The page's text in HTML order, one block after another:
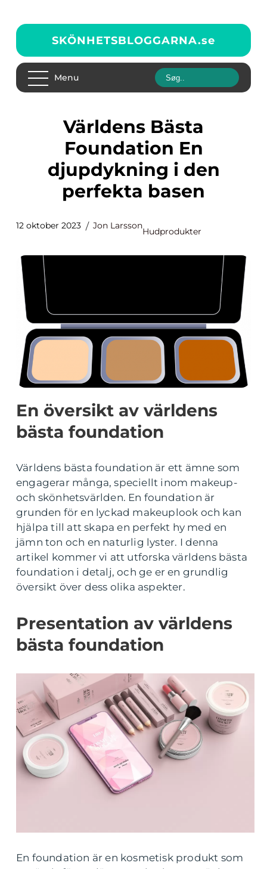
SKÖNHETSBLOGGARNA.se
Menu
Världens Bästa
Foundation En
djupdykning i den
perfekta basen
12 oktober 2023 Jon Larsson
Hudprodukter
En översikt av världens
bästa foundation
Världens bästa foundation är ett ämne som
engagerar många, speciellt inom makeup-
och skönhetsvärlden. En foundation är
grunden för en lyckad makeuplook och kan
hjälpa till att skapa en perfekt hy med en
jämn ton och en naturlig lyster. I denna
artikel kommer vi att utforska världens bästa
foundation i detalj, och ge er en grundlig
översikt över dess olika aspekter.
Presentation av världens
bästa foundation
En foundation är en kosmetisk produkt som